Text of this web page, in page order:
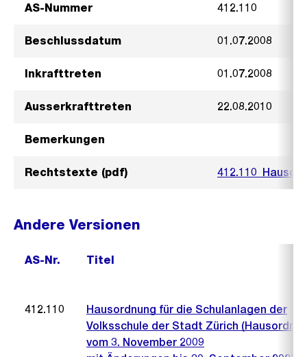
AS-Nummer 412.110
Beschlussdatum 01.07.2008
Inkrafttreten 01.07.2008
Ausserkrafttreten 22.08.2010
Bemerkungen
Rechtstexte (pdf)
Andere Versionen
AS-Nr. Titel
412.110
Hausordnung für die Schulanlagen der
Volksschule der Stadt Zürich
vom 3. November 2009